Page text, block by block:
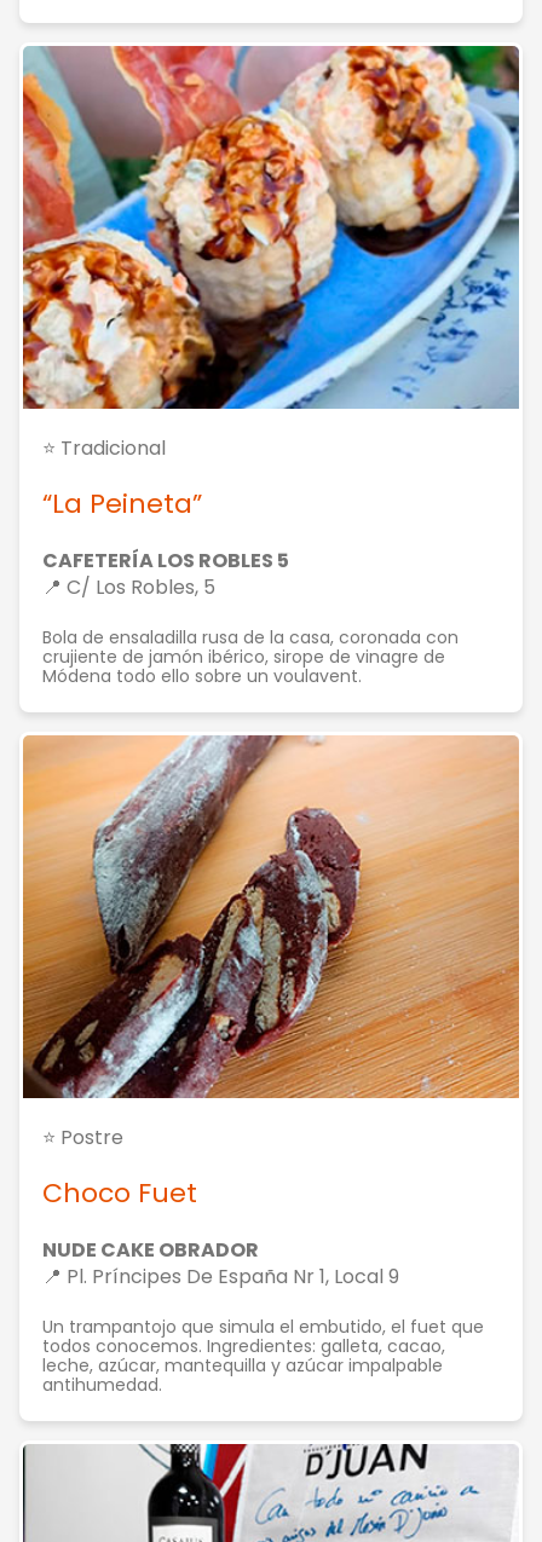
⭐ Tradicional
“La Peineta”
CAFETERÍA LOS ROBLES 5
📍 C/ Los Robles, 5
Bola de ensaladilla rusa de la casa, coronada con
crujiente de jamón ibérico, sirope de vinagre de
Módena todo ello sobre un voulavent.
⭐ Postre
Choco Fuet
NUDE CAKE OBRADOR
📍 Pl. Príncipes De España Nr 1, Local 9
Un trampantojo que simula el embutido, el fuet que
todos conocemos. Ingredientes: galleta, cacao,
leche, azúcar, mantequilla y azúcar impalpable
antihumedad.